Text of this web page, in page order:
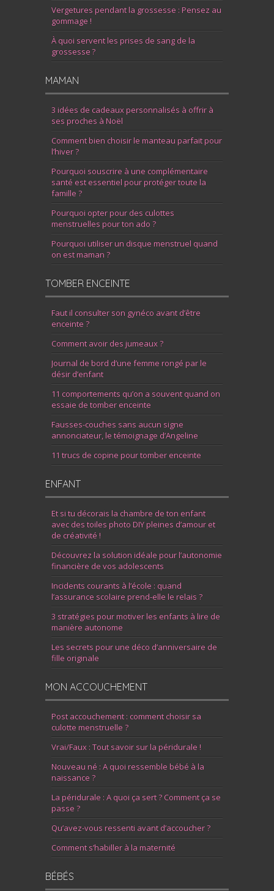
Vergetures pendant la grossesse : Pensez au
gommage !
À quoi servent les prises de sang de la
grossesse ?
MAMAN
3 idées de cadeaux personnalisés à offrir à
ses proches à Noël
Comment bien choisir le manteau parfait pour
l’hiver ?
Pourquoi souscrire à une complémentaire
santé est essentiel pour protéger toute la
famille ?
Pourquoi opter pour des culottes
menstruelles pour ton ado ?
Pourquoi utiliser un disque menstruel quand
on est maman ?
TOMBER ENCEINTE
Faut il consulter son gynéco avant d’être
enceinte ?
Comment avoir des jumeaux ?
Journal de bord d’une femme rongé par le
désir d’enfant
11 comportements qu’on a souvent quand on
essaie de tomber enceinte
Fausses-couches sans aucun signe
annonciateur, le témoignage d’Angeline
11 trucs de copine pour tomber enceinte
ENFANT
Et si tu décorais la chambre de ton enfant
avec des toiles photo DIY pleines d’amour et
de créativité !
Découvrez la solution idéale pour l’autonomie
financière de vos adolescents
Incidents courants à l’école : quand
l’assurance scolaire prend-elle le relais ?
3 stratégies pour motiver les enfants à lire de
manière autonome
Les secrets pour une déco d’anniversaire de
fille originale
MON ACCOUCHEMENT
Post accouchement : comment choisir sa
culotte menstruelle ?
Vrai/Faux : Tout savoir sur la péridurale !
Nouveau né : A quoi ressemble bébé à la
naissance ?
La péridurale : A quoi ça sert ? Comment ça se
passe ?
Qu’avez-vous ressenti avant d’accoucher ?
Comment s’habiller à la maternité
BÉBÉS